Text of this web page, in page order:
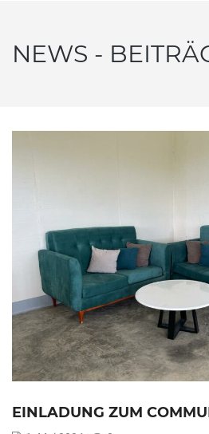
NEWS -
EINLADUNG ZUM